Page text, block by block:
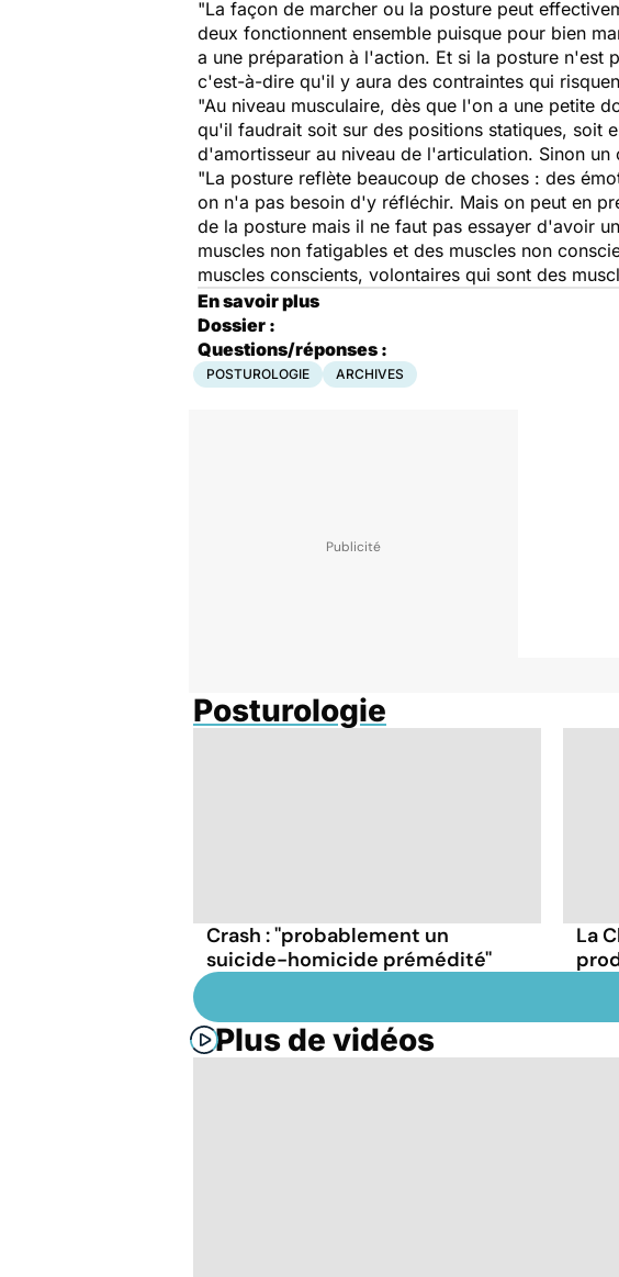
"La façon de marcher ou la posture peut
deux fonctionnent ensemble puisque pour bien
a une préparation à l'action. Et si la posture n'est
c'est-à-dire qu'il y aura des contraintes qui
"Au niveau musculaire, dès que l'on a une petite
qu'il faudrait soit sur des positions statiques, soit
d'amortisseur au niveau de l'articulation. Sinon
"La posture reflète beaucoup de choses : des
on n'a pas besoin d'y réfléchir. Mais on peut en
de la posture mais il ne faut pas essayer d'avoir
muscles non fatigables et des muscles non
muscles conscients, volontaires qui sont des
En savoir plus
Dossier :
Questions/réponses :
POSTUROLOGIE ARCHIVES
Posturologie
Crash : ''probablement un
suicide-homicide prémédité''
La
Plus de vidéos